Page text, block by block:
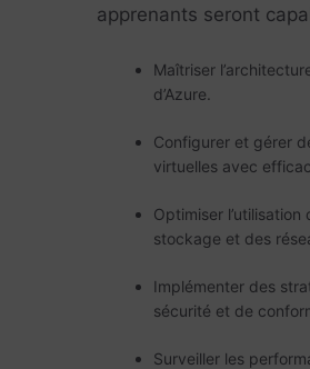
apprenants seront
Maîtriser
d’Azure.
Configurer et gérer
virtuelles avec
Optimiser
stockage et des
Implémenter des
sécurité et de
Surveiller les